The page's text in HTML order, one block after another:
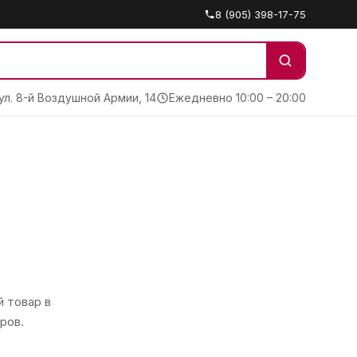
8 (905) 398-17-75
8-й Воздушной Армии, 14 Ежедневно 10:00 – 20:00
товар в